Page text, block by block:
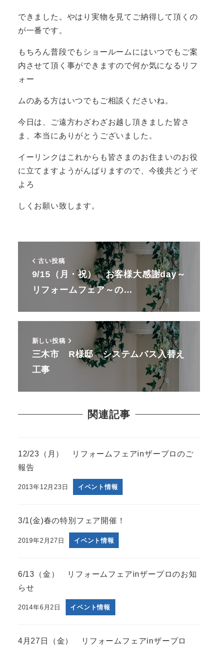
できました。やはり実物を見てご納得して頂くの
が一番です。
もちろん普段でもショールームにはいつでもご案
内させて頂く事ができますので何か気になるリフ
ォー
ムのある方はいつでもご相談くださいね。
今日は、ご遠方わざわざお越し頂きました皆さ
ま、本当にありがとうございました。
イーリンクはこれからも皆さまのお住まいのお役
に立てますようがんばりますので、今後共どうぞ
よろ
しくお願い致します。
古い投稿
9/15（月・祝） お客様大感謝day～
リフォームフェア～の…
新しい投稿
三木市 R様邸 システムバス入替え
工事
関連記事
12/23（月） リフォームフェアinザープロのご
報告
2013年12月23日 イベント情報
3/1(金)春の特別フェア開催！
2019年2月27日 イベント情報
6/13（金） リフォームフェアinザープロのお知
らせ
2014年6月2日 イベント情報
4月27日（金） リフォームフェアinザープロ